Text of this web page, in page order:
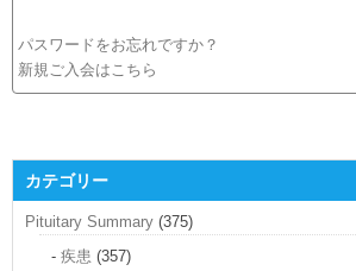
パスワードをお忘れですか？
新規ご入会はこちら
カテゴリー
Pituitary Summary (375)
疾患 (357)